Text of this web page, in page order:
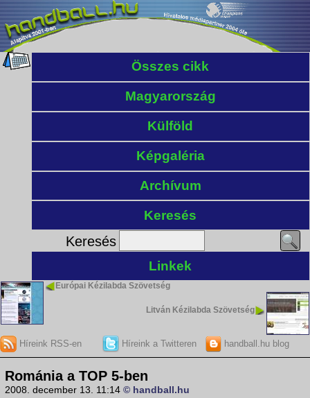
Összes cikk
Magyarország
Külföld
Képgaléria
Archívum
Keresés
Keresés
Linkek
Európai Kézilabda Szövetség
Litván Kézilabda Szövetség
Híreink RSS-en Híreink a Twitteren handball.hu blog
Románia a TOP 5-ben
2008. december 13. 11:14 © handball.hu